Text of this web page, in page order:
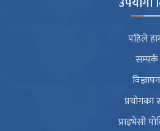
पहिले
सम्पर्क
विज्ञापन
प्रयोगका
प्राइभेसी